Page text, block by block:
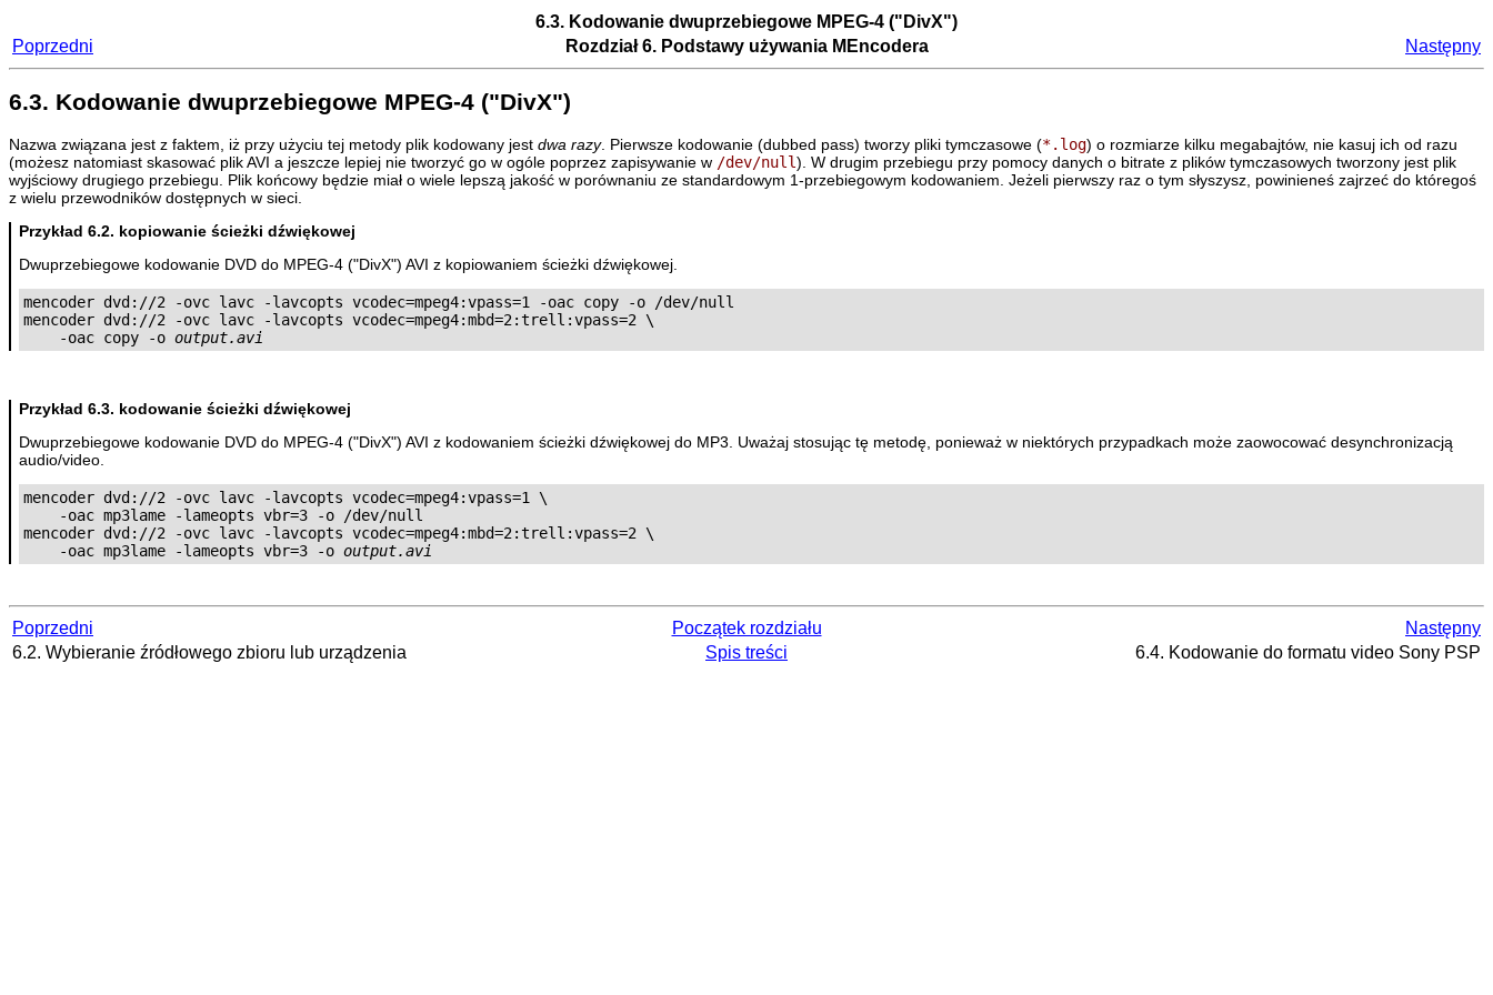
6.3. Kodowanie dwuprzebiegowe MPEG-4 ("DivX")
Poprzedni
Rozdział 6. Podstawy używania MEncodera Następny
6.3. Kodowanie dwuprzebiegowe MPEG-4 ("DivX")
Nazwa związana jest z faktem, iż przy użyciu tej metody plik kodowany jest dwa razy. Pierwsze kodowanie (dubbed pass) tworzy pliki tymczasowe (*.log) o rozmiarze kilku megabajtów, nie kasuj ich od razu
(możesz natomiast skasować plik AVI a jeszcze lepiej nie tworzyć go w ogóle poprzez zapisywanie w /dev/null). W drugim przebiegu przy pomocy danych o bitrate z plików tymczasowych tworzony jest plik
wyjściowy drugiego przebiegu. Plik końcowy będzie miał o wiele lepszą jakość w porównaniu ze standardowym 1-przebiegowym kodowaniem. Jeżeli pierwszy raz o tym słyszysz, powinieneś zajrzeć do któregoś
z wielu przewodników dostępnych w sieci.
Przykład 6.2. kopiowanie ścieżki dźwiękowej
Dwuprzebiegowe kodowanie DVD do MPEG-4 ("DivX") AVI z kopiowaniem ścieżki dźwiękowej.
mencoder dvd://2 -ovc lavc -lavcopts vcodec=mpeg4:vpass=1 -oac copy -o /dev/null
mencoder dvd://2 -ovc lavc -lavcopts vcodec=mpeg4:mbd=2:trell:vpass=2 \
    -oac copy -o
output.avi
Przykład 6.3. kodowanie ścieżki dźwiękowej
Dwuprzebiegowe kodowanie DVD do MPEG-4 ("DivX") AVI z kodowaniem ścieżki dźwiękowej do MP3. Uważaj stosując tę metodę, ponieważ w niektórych przypadkach może zaowocować desynchronizacją
audio/video.
mencoder dvd://2 -ovc lavc -lavcopts vcodec=mpeg4:vpass=1 \
    -oac mp3lame -lameopts vbr=3 -o /dev/null
mencoder dvd://2 -ovc lavc -lavcopts vcodec=mpeg4:mbd=2:trell:vpass=2 \
    -oac mp3lame -lameopts vbr=3 -o
output.avi
Poprzedni Początek rozdziału
Następny
6.2. Wybieranie źródłowego zbioru lub urządzenia
Spis treści 6.4. Kodowanie do formatu video Sony PSP